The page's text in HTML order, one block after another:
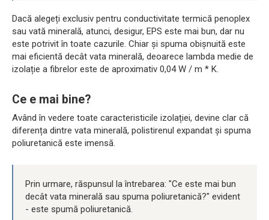
Dacă alegeți exclusiv pentru conductivitate termică penoplex
sau vată minerală, atunci, desigur, EPS este mai bun, dar nu
este potrivit în toate cazurile. Chiar și spuma obișnuită este
mai eficientă decât vata minerală, deoarece lambda medie de
izolație a fibrelor este de aproximativ 0,04 W / m * K.
Ce e mai bine?
Având în vedere toate caracteristicile izolației, devine clar că
diferența dintre vata minerală, polistirenul expandat și spuma
poliuretanică este imensă.
Prin urmare, răspunsul la întrebarea: "Ce este mai bun
decât vata minerală sau spuma poliuretanică?" evident
- este spumă poliuretanică.